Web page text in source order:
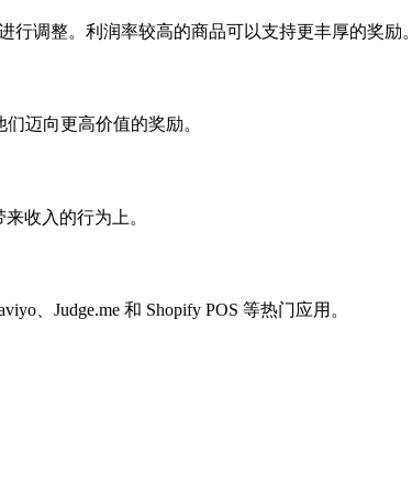
行调整。利润率较高的商品可以支持更丰厚的奖励。
迈向更高价值的奖励。
收入的行为上。
、Judge.me 和 Shopify POS 等热门应用。